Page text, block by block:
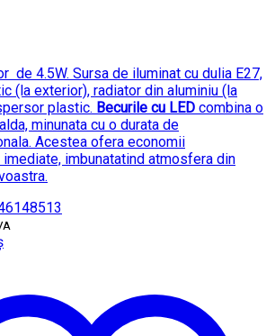
de 4.5W. Sursa de iluminat cu dulia E27,
(la exterior), radiator din aluminiu (la
plastic. Becurile cu LED combina o
minunata cu o durata de
Acestea ofera economii
imbunatatind atmosfera din